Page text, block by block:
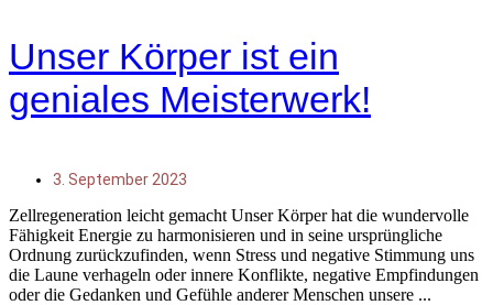
Unser Körper ist ein
geniales Meisterwerk!
3. September 2023
Zellregeneration leicht gemacht Unser Körper hat die wundervolle
Fähigkeit Energie zu harmonisieren und in seine ursprüngliche
Ordnung zurückzufinden, wenn Stress und negative Stimmung uns
die Laune verhageln oder innere Konflikte, negative Empfindungen
oder die Gedanken und Gefühle anderer Menschen unsere